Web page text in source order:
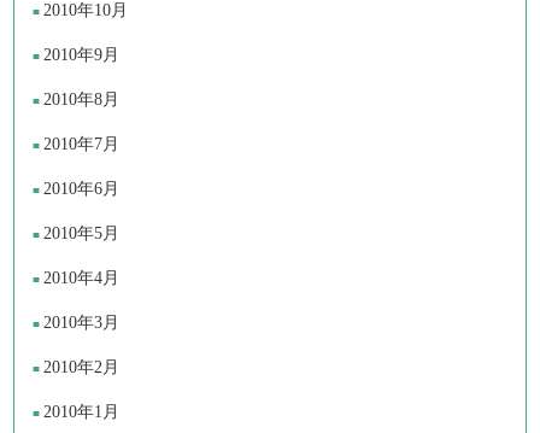
2010年10月
2010年9月
2010年8月
2010年7月
2010年6月
2010年5月
2010年4月
2010年3月
2010年2月
2010年1月